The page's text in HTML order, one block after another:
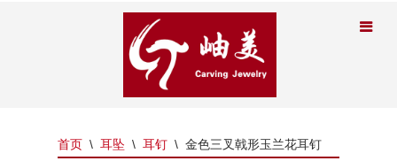
首页 \ 耳坠 \ 耳钉 \ 金色三叉戟形玉兰花耳钉